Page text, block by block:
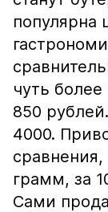
популярна
чуть
850
4000.
сравнения,
грамм, за
Сами